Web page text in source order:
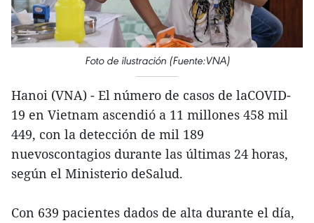
Foto de ilustración (Fuente:VNA)
Hanoi (VNA) - El número de casos de laCOVID-
19 en Vietnam ascendió a 11 millones 458 mil
449, con la detección de mil 189
nuevoscontagios durante las últimas 24 horas,
según el Ministerio deSalud.
Con 639 pacientes dados de alta durante el día,